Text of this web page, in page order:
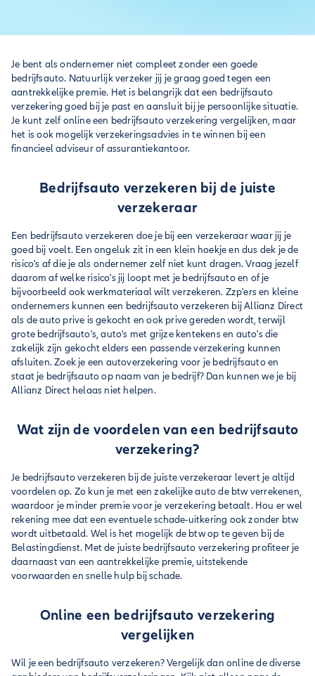
Je bent als ondernemer niet compleet zonder een goede
bedrijfsauto. Natuurlijk verzeker jij je graag goed tegen een
aantrekkelijke premie. Het is belangrijk dat een bedrijfsauto
verzekering goed bij je past en aansluit bij je persoonlijke situatie.
Je kunt zelf online een bedrijfsauto verzekering vergelijken, maar
het is ook mogelijk verzekeringsadvies in te winnen bij een
financieel adviseur of assurantiekantoor.
Bedrijfsauto verzekeren bij de juiste
verzekeraar
Een bedrijfsauto verzekeren doe je bij een verzekeraar waar jij je
goed bij voelt. Een ongeluk zit in een klein hoekje en dus dek je de
risico's af die je als ondernemer zelf niet kunt dragen. Vraag jezelf
daarom af welke risico's jij loopt met je bedrijfsauto en of je
bijvoorbeeld ook werkmateriaal wilt verzekeren. Zzp'ers en kleine
ondernemers kunnen een bedrijfsauto verzekeren bij Allianz Direct
als de auto prive is gekocht en ook prive gereden wordt, terwijl
grote bedrijfsauto's, auto's met grijze kentekens en auto's die
zakelijk zijn gekocht elders een passende verzekering kunnen
afsluiten. Zoek je een autoverzekering voor je bedrijfsauto en
staat je bedrijfsauto op naam van je bedrijf? Dan kunnen we je bij
Allianz Direct helaas niet helpen.
Wat zijn de voordelen van een bedrijfsauto
verzekering?
Je bedrijfsauto verzekeren bij de juiste verzekeraar levert je altijd
voordelen op. Zo kun je met een zakelijke auto de btw verrekenen,
waardoor je minder premie voor je verzekering betaalt. Hou er wel
rekening mee dat een eventuele schade-uitkering ook zonder btw
wordt uitbetaald. Wel is het mogelijk de btw op te geven bij de
Belastingdienst. Met de juiste bedrijfsauto verzekering profiteer je
daarnaast van een aantrekkelijke premie, uitstekende
voorwaarden en snelle hulp bij schade.
Online een bedrijfsauto verzekering
vergelijken
Wil je een bedrijfsauto verzekeren? Vergelijk dan online de diverse